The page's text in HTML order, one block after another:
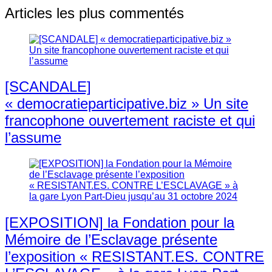
Articles les plus commentés
[SCANDALE]
« democratieparticipative.biz » Un site
francophone ouvertement raciste et qui
l’assume
[EXPOSITION] la Fondation pour la
Mémoire de l’Esclavage présente
l’exposition « RESISTANT.ES. CONTRE